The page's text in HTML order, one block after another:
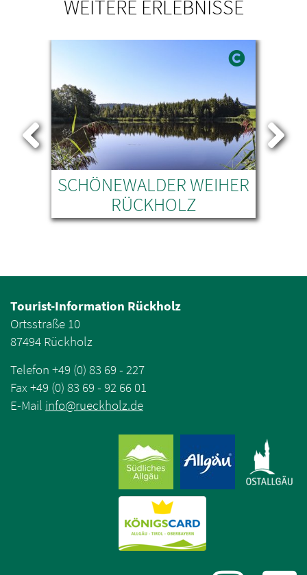
WEITERE ERLEBNISSE
SCHÖNEWALDER WEIHER
RÜCKHOLZ
Tourist-Information Rückholz
Ortsstraße 10
87494 Rückholz
Telefon +49 (0) 83 69 - 227
Fax +49 (0) 83 69 - 92 66 01
E-Mail info@rueckholz.de